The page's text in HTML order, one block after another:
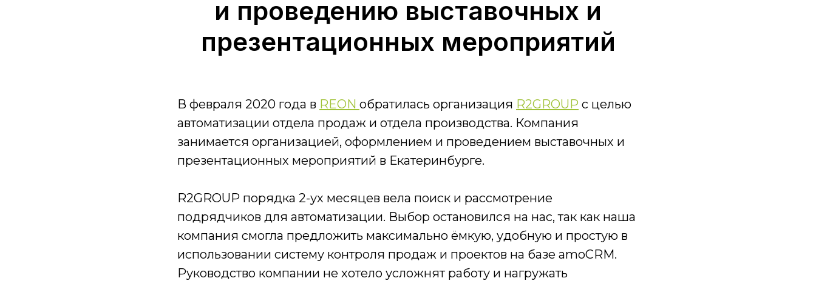
и проведению выставочных и
презентационных мероприятий
В февраля 2020 года в REON обратилась организация R2GROUP с целью
автоматизации отдела продаж и отдела производства. Компания
занимается организацией, оформлением и проведением выставочных и
презентационных мероприятий в Екатеринбурге.
R2GROUP порядка 2-ух месяцев вела поиск и рассмотрение
подрядчиков для автоматизации. Выбор остановился на нас, так как наша
компания смогла предложить максимально ёмкую, удобную и простую в
использовании систему контроля продаж и проектов на базе amoCRM.
Руководство компании не хотело усложнят работу и нагружать